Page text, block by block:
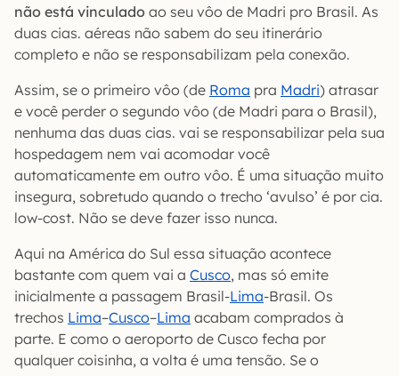
não está vinculado ao seu vôo de Madri pro Brasil. As
duas cias. aéreas não sabem do seu itinerário
completo e não se responsabilizam pela conexão.
Assim, se o primeiro vôo (de Roma pra Madri) atrasar
e você perder o segundo vôo (de Madri para o Brasil),
nenhuma das duas cias. vai se responsabilizar pela sua
hospedagem nem vai acomodar você
automaticamente em outro vôo. É uma situação muito
insegura, sobretudo quando o trecho ‘avulso’ é por cia.
low-cost. Não se deve fazer isso nunca.
Aqui na América do Sul essa situação acontece
bastante com quem vai a Cusco, mas só emite
inicialmente a passagem Brasil-Lima-Brasil. Os
trechos Lima–Cusco–Lima acabam comprados à
parte. E como o aeroporto de Cusco fecha por
qualquer coisinha, a volta é uma tensão. Se o